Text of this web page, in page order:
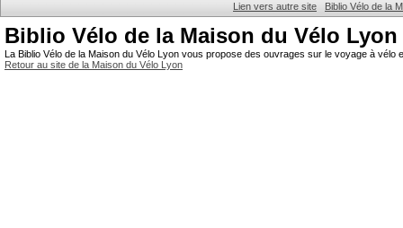
Lien vers autre site Biblio Vélo de la
Biblio Vélo de la Maison du Vélo Lyon
La Biblio Vélo de la Maison du Vélo Lyon vous propose des ouvrages sur le voyage à
Retour au site de la Maison du Vélo Lyon